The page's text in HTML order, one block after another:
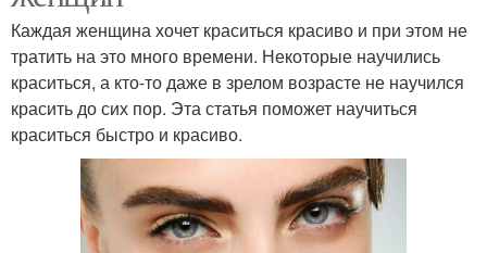
Каждая женщина хочет краситься красиво и при этом не
тратить на это много времени. Некоторые научились
краситься, а кто-то даже в зрелом возрасте не научился
красить до сих пор. Эта статья поможет научиться
краситься быстро и красиво.